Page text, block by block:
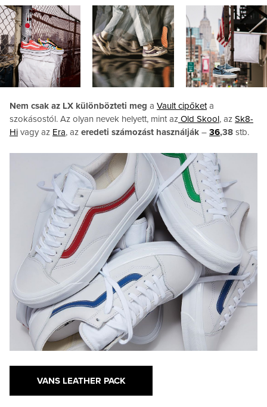
Nem csak az LX különbözteti meg a Vault cipőketa
szokásostól. Az olyan nevek helyett, mint az Old Skool, az Sk8-
Hi vagy az Era, az eredeti számozást használják – 36,38 stb.
VANS LEATHER PACK